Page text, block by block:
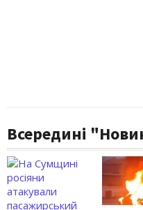
Всередині